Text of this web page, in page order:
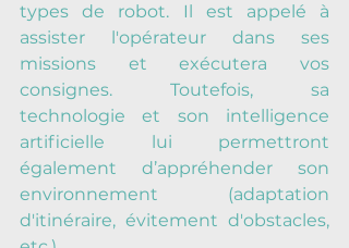
types de robot. Il est appelé à
assister l'opérateur dans ses
missions et exécutera vos
consignes. Toutefois, sa
technologie et son intelligence
artificielle lui permettront
également d’appréhender son
environnement (adaptation
d'itinéraire, évitement d'obstacles,